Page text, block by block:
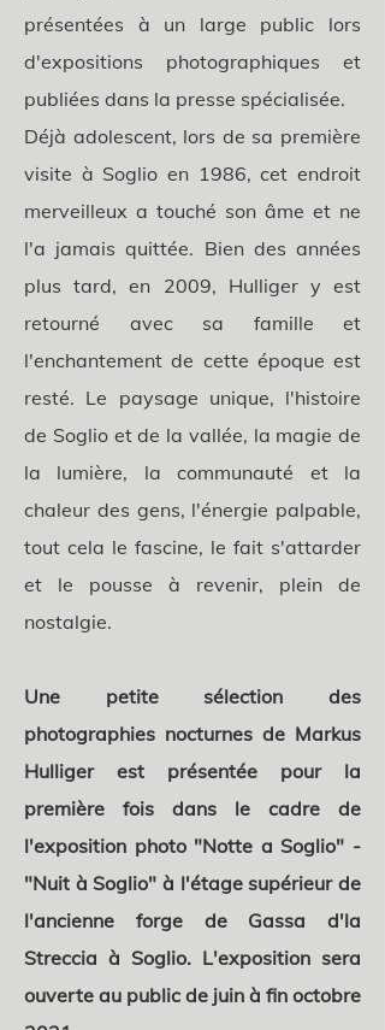
présentées à un large public lors
d'expositions photographiques et
publiées dans la presse spécialisée.
Déjà adolescent, lors de sa première
visite à Soglio en 1986, cet endroit
merveilleux a touché son âme et ne
l'a jamais quittée. Bien des années
plus tard, en 2009, Hulliger y est
retourné avec sa famille et
l'enchantement de cette époque est
resté. Le paysage unique, l'histoire
de Soglio et de la vallée, la magie de
la lumière, la communauté et la
chaleur des gens, l'énergie palpable,
tout cela le fascine, le fait s'attarder
et le pousse à revenir, plein de
nostalgie.
Une petite sélection des
photographies nocturnes de Markus
Hulliger est
présentée pour la
première fois dans le cadre de
l'exposition photo "Notte a Soglio" -
"Nuit à Soglio" à l'étage supérieur de
l'ancienne forge de Gassa d'la
Streccia à Soglio. L'exposition sera
ouverte au public de juin à fin octobre